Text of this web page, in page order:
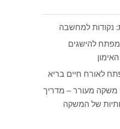
נקודות למחשבה
להישגים
לאורח חיים בריא
מעורר – מדריך
של המשקה